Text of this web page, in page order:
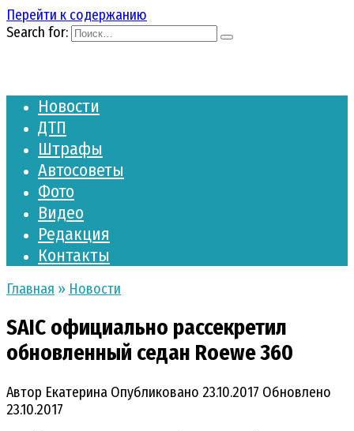
Перейти к содержанию
Search for:
Новости
ДТП
Штрафы
Автосоветы
Фото
Видео
Редакция
Контакты
Главная » Новости
SAIC официально рассекретил
обновленный седан Roewe 360
Автор Екатерина Опубликовано 23.10.2017 Обновлено
23.10.2017